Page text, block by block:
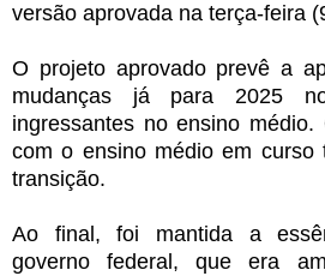
versão aprovada na terça-feira
O projeto aprovado prevê a
mudanças já para 2025
ingressantes no ensino
com o ensino médio em curso
transição.
Ao final, foi mantida a
governo federal, que era